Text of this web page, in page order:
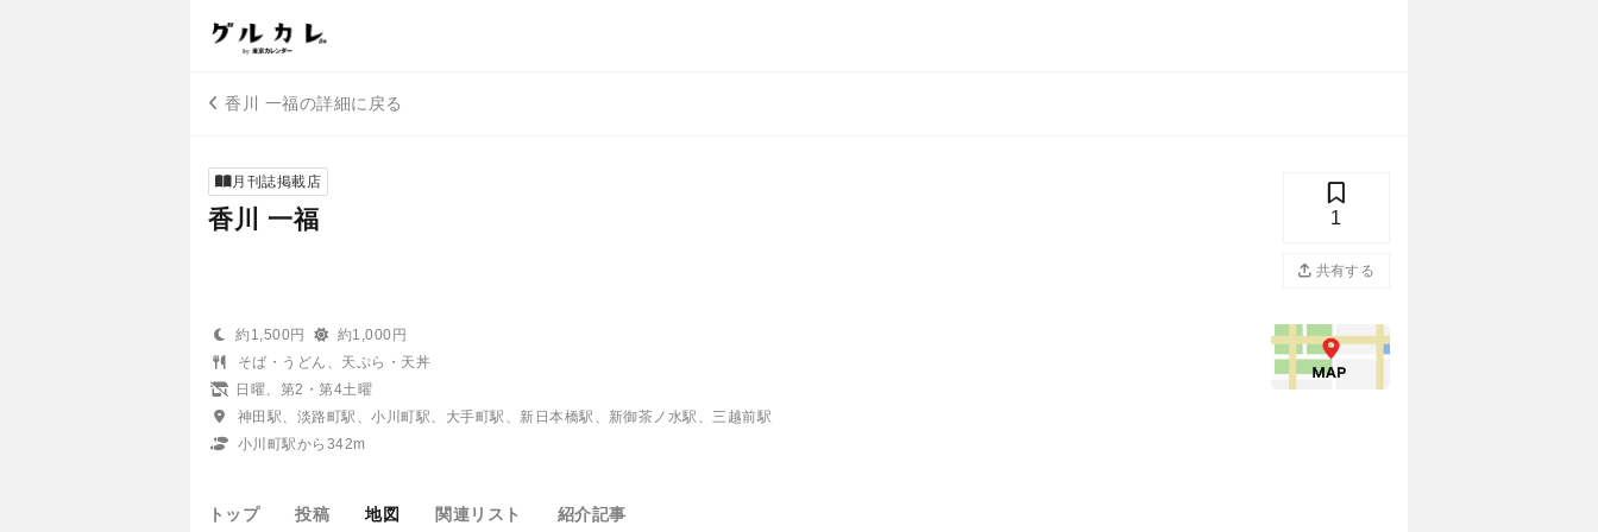
香川 一福の詳細に戻る
月刊誌掲載店
香川 一福 1
共有する
約1,500円
約1,000円
そば・うどん、天ぷら・天丼
日曜、第2・第4土曜
神田駅、淡路町駅、小川町駅、大手町駅、新日本橋駅、新御茶ノ水駅、三越前駅
小川町駅から342m
トップ 投稿 地図 関連リスト 紹介記事